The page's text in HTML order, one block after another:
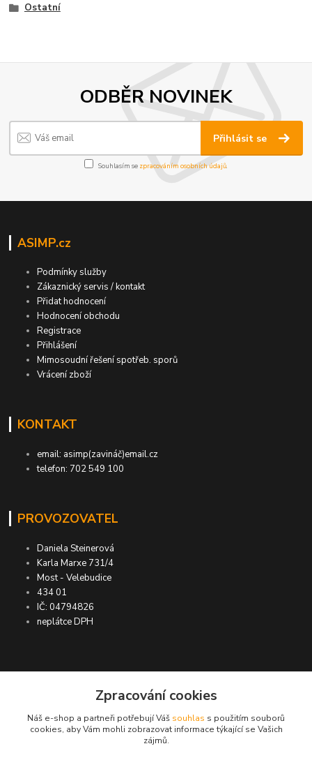
Ostatní
ODBĚR NOVINEK
Přihlásit se
Souhlasím se zpracováním osobních údajů.
ASIMP.cz
Podmínky služby
Zákaznický servis / kontakt
Přidat hodnocení
Hodnocení obchodu
Registrace
Přihlášení
Mimosoudní řešení spotřeb. sporů
Vrácení zboží
KONTAKT
email: asimp(zavináč)email.cz
telefon: 702 549 100
PROVOZOVATEL
Daniela Steinerová
Karla Marxe 731/4
Most - Velebudice
434 01
IČ: 04794826
neplátce DPH
ASIMP.cz
DOPRAVA ZDARMA po ČR a SR ●
KONTROLA doručení zboží ● GARANCE
Zpracování cookies
Náš e-shop a partneři potřebují Váš souhlas s použitím souborů
cookies, aby Vám mohli zobrazovat informace týkající se Vašich
zájmů.